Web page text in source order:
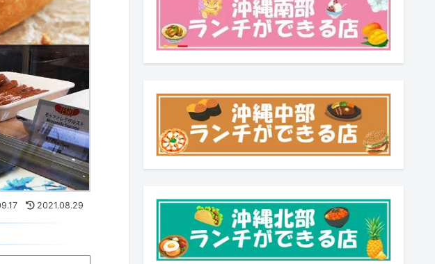
2021.08.29